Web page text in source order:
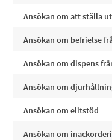
Ansökan om att ställa
Ansökan om befrielse
Ansökan om dispens
Ansökan om
Ansökan om elitstöd
Ansökan om